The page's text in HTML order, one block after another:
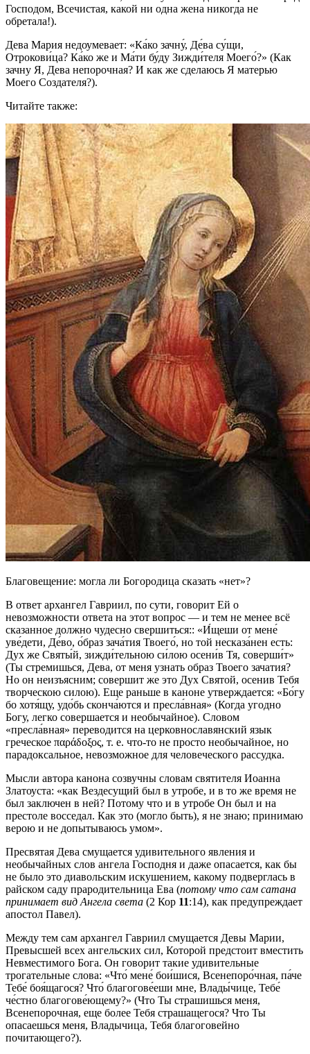
Господом, Всечистая, какой ни одна жена никогда не
обретала!).
Дева Мария недоумевает: «Ка́ко зачну́, Де́ва су́щи,
Отрокови́ца? Ка́ко же и Ма́ти бу́ду Зижди́теля Моего́?» (Как
зачну Я, Дева непорочная? И как же сделаюсь Я матерью
Моего Создателя?).
Читайте также:
Благовещение: могла ли Богородица сказать «нет»?
В ответ архангел Гавриил, по сути, говорит Ей о
невозможности ответа на этот вопрос — и тем не менее всё
сказанное должно чудесно свершиться:: «И́щеши от мене́
уве́дети, Де́во, о́браз зача́тия Твоего́, но той несказа́нен есть:
Дух же Святы́й, зижди́тельною си́лою осени́в Тя, соверши́т»
(Ты стремишься, Дева, от меня узнать образ Твоего зачатия?
Но он неизъясним; совершит же это Дух Святой, осенив Тебя
творческою силою). Еще раньше в каноне утверждается: «Бо́гу
бо хотя́щу, удо́бь сконча́ются и пресла́вная» (Когда угодно
Богу, легко совершается и необычайное). Словом
«пресла́вная» переводится на церковнославянский язык
греческое παράδοξος, т. е. что-то не просто необычайное, но
парадоксальное, невозможное для человеческого рассудка.
Мысли автора канона созвучны словам святителя Иоанна
Златоуста: «как Вездесущий был в утробе, и в то же время не
был заключен в ней? Потому что и в утробе Он был и на
престоле восседал. Как это (могло быть), я не знаю; принимаю
верою и не допытываюсь умом».
Пресвятая Дева смущается удивительного явления и
необычайных слов ангела Господня и даже опасается, как бы
не было это диавольским искушением, какому подверглась в
райском саду прародительница Ева (потому что сам сатана
принимает вид Ангела света (2 Кор 11:14), как предупреждает
апостол Павел).
Между тем сам архангел Гавриил смущается Девы Марии,
Превысшей всех ангельских сил, Которой предстоит вместить
Невместимого Бога. Он говорит такие удивительные
трогательные слова: «Что́ мене́ бои́шися, Всенепоро́чная, па́че
Тебе́ боя́щагося? Что́ благогове́еши мне, Влады́чице, Тебе́
че́стно благогове́ющему?» (Что Ты страшишься меня,
Всенепорочная, еще более Тебя страшащегося? Что Ты
опасаешься меня, Владычица, Тебя благоговейно
почитающего?).